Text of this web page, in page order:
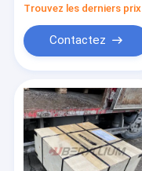
Trouvez les derniers prix
Contactez